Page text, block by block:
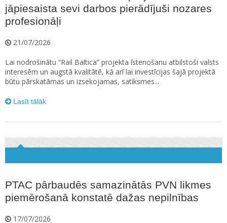
jāpiesaista sevi darbos pierādījuši nozares
profesionāļi
21/07/2026
Lai nodrošinātu “Rail Baltica” projekta īstenošanu atbilstoši valsts
interesēm un augstā kvalitātē, kā arī lai investīcijas šajā projektā
būtu pārskatāmas un izsekojamas, satiksmes...
Lasīt tālāk
PTAC pārbaudēs samazinātās PVN likmes
piemērošanā konstatē dažas nepilnības
17/07/2026